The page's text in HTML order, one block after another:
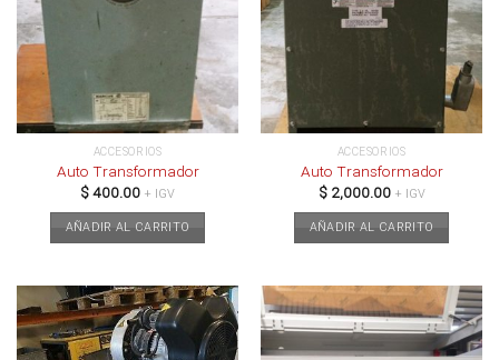
ACCESORIOS
Auto Transformador
$400.00 + IGV
AÑADIR AL CARRITO
ACCESORIOS
Auto Transformador
$2,000.00 + IGV
AÑADIR AL CARRITO